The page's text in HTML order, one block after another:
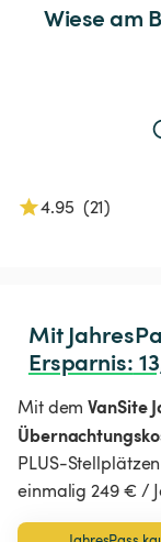
Wieseam
4.95 (21)
Ersparnis:
Mit demVanSite
PLUS-
einmalig 249 € /